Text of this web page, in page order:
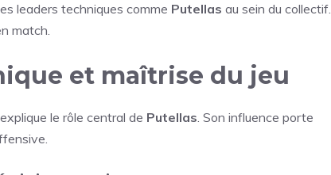
leaders techniques comme Putellas au sein du collectif.
match.
et maîtrise du jeu
le rôle central de Putellas. Son influence porte